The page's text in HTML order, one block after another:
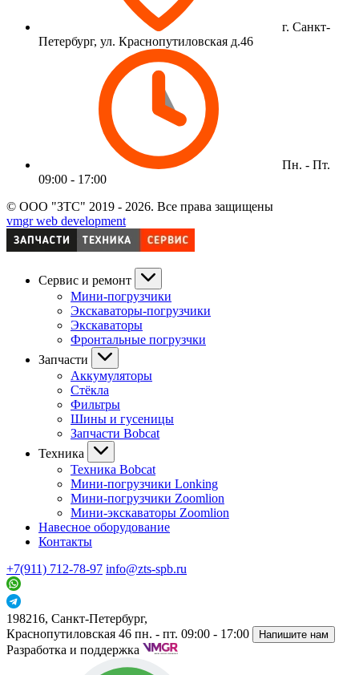
г. Санкт-
Петербург, ул. Краснопутиловская д.46
Пн. - Пт.
09:00 - 17:00
© ООО "ЗТС" 2019 - 2026. Все права защищены
vmgr web development
Сервис и ремонт
Мини-погрузчики
Экскаваторы-погрузчики
Экскаваторы
Фронтальные погрузчки
Запчасти
Аккумуляторы
Стёкла
Фильтры
Шины и гусеницы
Запчасти Bobcat
Техника
Техника Bobcat
Мини-погрузчики Lonking
Мини-погрузчики Zoomlion
Мини-экскаваторы Zoomlion
Навесное оборудование
Контакты
+7(911) 712-78-97 info@zts-spb.ru
198216, Санкт-Петербург,
Краснопутиловская 46 пн. - пт. 09:00 - 17:00 Напишите нам
Разработка и поддержка